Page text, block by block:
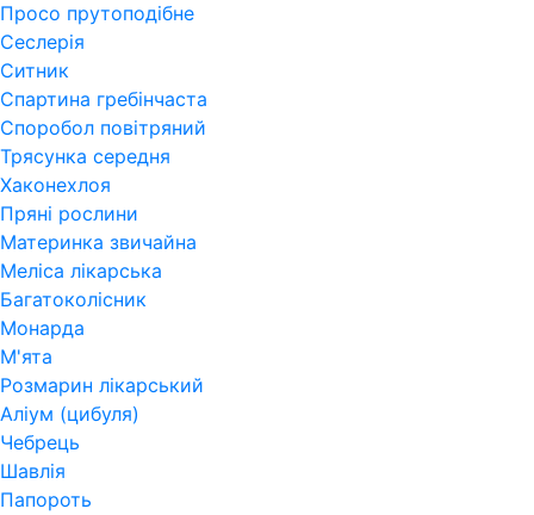
Просо прутоподібне
Сеслерія
Ситник
Спартина гребінчаста
Споробол повітряний
Трясунка середня
Хаконехлоя
Пряні рослини
Материнка звичайна
Меліса лікарська
Багатоколісник
Монарда
М'ята
Розмарин лікарський
Аліум (цибуля)
Чебрець
Шавлія
Папороть